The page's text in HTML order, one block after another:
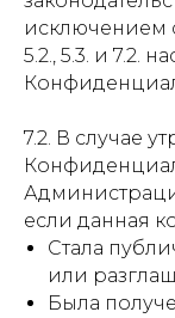
исключением
5.2., 5.3. и 7.2.
7.2. В случае
если данная
Стала
или
Была